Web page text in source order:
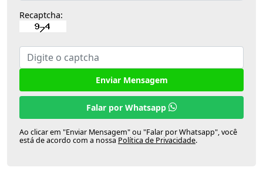
Recaptcha:
Enviar Mensagem
Falar por Whatsapp
Ao clicar em "Enviar Mensagem" ou "Falar por Whatsapp", você
está de acordo com a nossa Política de Privacidade.